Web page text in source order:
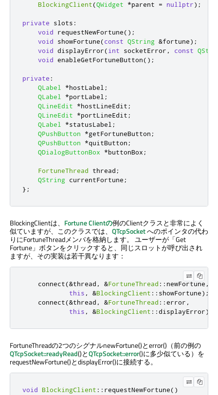
BlockingClient(QWidget *parent = nullptr);
private slots :
void requestNewFortune();
void showFortune(const QString &fortune);
void displayError(int socketError , const
void enableGetFortuneButton();
private :
QLabel
*hostLabel ;
QLabel
*portLabel ;
QLineEdit
*hostLineEdit ;
QLineEdit
*portLineEdit ;
QLabel
*statusLabel ;
QPushButton
*getFortuneButton ;
QPushButton
*quitButton ;
QDialogButtonBox
*buttonBox ;
FortuneThread thread ;
QString currentFortune ;
};
BlockingClientは、 Fortune Clientの例のClientクラスと非常によく
似ていますが、このクラスでは、 QTcpSocketへのポインタの代わ
りにFortuneThreadメンバを格納します。 ユーザーが「Get
Fortune」ボタンをクリックすると、同じスロットが呼び出され
ますが、その実装は若干異なります：
    connect
(&thread , &FortuneThread :: newFortune ,
this , &BlockingClient :: showFortune);
    connect
(&thread , &FortuneThread ::error ,
this , &BlockingClient :: displayError);
FortuneThreadの2つのシグナルnewFortune()とerror()（前の例の
QTcpSocket::readyRead()とQTcpSocket::error()に多少似ている）を
requestNewFortune()とdisplayError()に接続する。
void BlockingClient :: requestNewFortune()